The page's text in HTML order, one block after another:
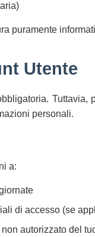
puramente
Utente
personali.
a:
di accesso (se
autorizzato del